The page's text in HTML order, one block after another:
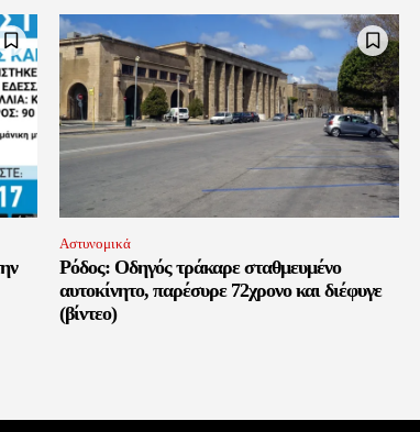
Αστυνομικά
Ρόδος: Οδηγός τράκαρε σταθμευμένο
αυτοκίνητο, παρέσυρε 72χρονο και διέφυγε
(βίντεο)